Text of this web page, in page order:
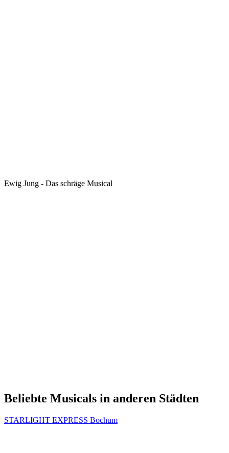
Ewig Jung - Das schräge Musical
Beliebte Musicals in anderen Städten
STARLIGHT EXPRESS Bochum